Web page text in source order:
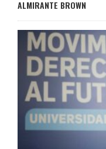
ALMIRANTE BROWN